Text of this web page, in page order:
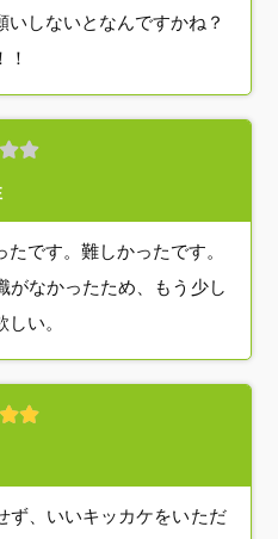
しないとなんですかね？
です。難しかったです。
がなかったため、もう少し
い。
ず、いいキッカケをいただ